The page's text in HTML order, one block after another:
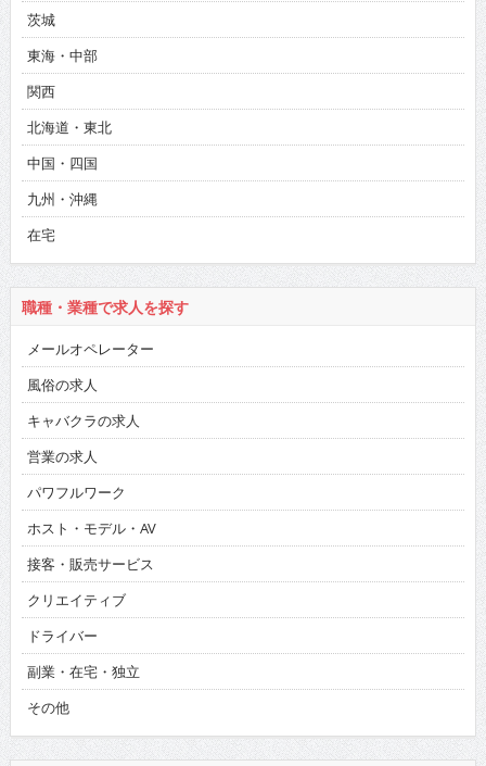
茨城
東海・中部
関西
北海道・東北
中国・四国
九州・沖縄
在宅
職種・業種で求人を探す
メールオペレーター
風俗の求人
キャバクラの求人
営業の求人
パワフルワーク
ホスト・モデル・AV
接客・販売サービス
クリエイティブ
ドライバー
副業・在宅・独立
その他